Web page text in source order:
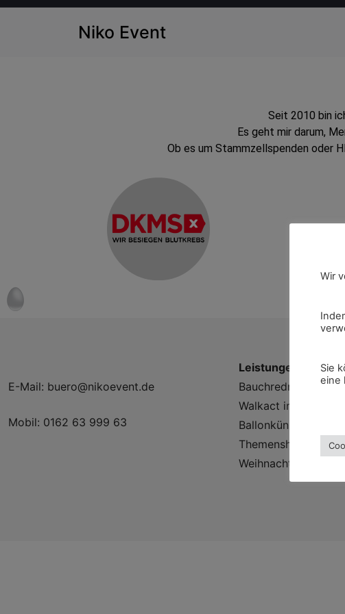
Niko Event
Seit 2010 bin
Es geht mir darum,
Ob es um Stammzellspenden oder
E-Mail: buero@nikoevent.de
Mobil: 0162 63 999 63
Leistungen
Bauchredner in
Walkact im
Ballonkünstler für
Themenshows für
Weihnachtsmann
Wir
Sie
eine